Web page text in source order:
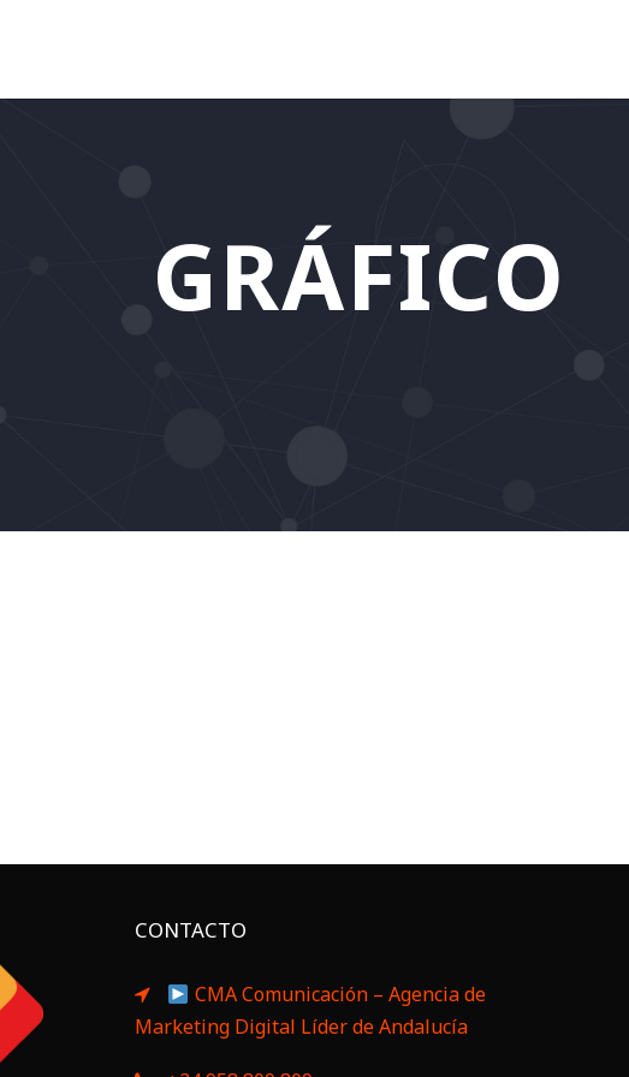
GRÁFICO
CONTACTO
CMA Comunicación – Agencia de
Marketing Digital Líder de Andalucía